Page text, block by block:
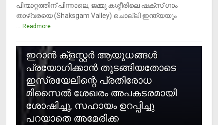
പിന്മാറ്റത്തിന് പിന്നാലെ, ജമ്മു കശ്മീരിലെ ഷക്സ് ​ഗാം
താഴ്‌വരയെ (Shaksgam Valley) ചൊല്ലി ഇന്ത്യയും
Readmore
ഇറാന്‍ ക്‌ളസ്റ്റര്‍ ആയുധങ്ങള്‍
പ്രയോഗിക്കാന്‍ തുടങ്ങിയതോടെ
ഇസ്രയേലിന്റെ പ്രതിരോധ
മിസൈല്‍ ശേഖരം അപകടരമായി
ശോഷിച്ചു, സഹായം ഉറപ്പിച്ചു
പറയാതെ അമേരിക്ക